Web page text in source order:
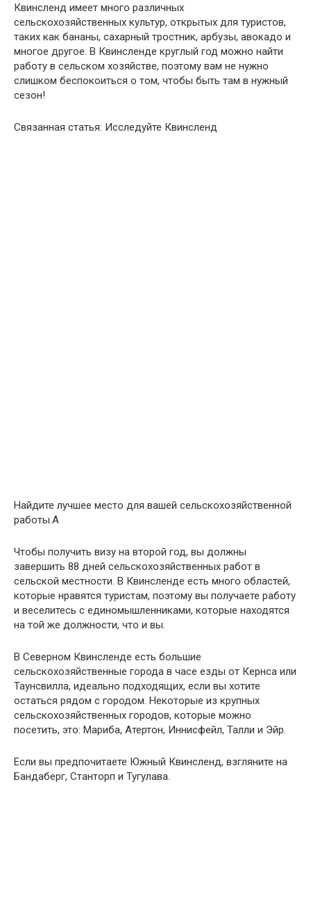
Квинсленд имеет много различных
сельскохозяйственных культур, открытых для туристов,
таких как бананы, сахарный тростник, арбузы, авокадо и
многое другое. В Квинсленде круглый год можно найти
работу в сельском хозяйстве, поэтому вам не нужно
слишком беспокоиться о том, чтобы быть там в нужный
сезон!
Связанная статья: Исследуйте Квинсленд
Найдите лучшее место для вашей сельскохозяйственной
работы.A
Чтобы получить визу на второй год, вы должны
завершить 88 дней сельскохозяйственных работ в
сельской местности. В Квинсленде есть много областей,
которые нравятся туристам, поэтому вы получаете работу
и веселитесь с единомышленниками, которые находятся
на той же должности, что и вы.
В Северном Квинсленде есть большие
сельскохозяйственные города в часе езды от Кернса или
Таунсвилла, идеально подходящих, если вы хотите
остаться рядом с городом. Некоторые из крупных
сельскохозяйственных городов, которые можно
посетить, это: Мариба, Атертон, Иннисфейл, Талли и Эйр.
Если вы предпочитаете Южный Квинсленд, взгляните на
Бандаберг, Станторп и Тугулава.